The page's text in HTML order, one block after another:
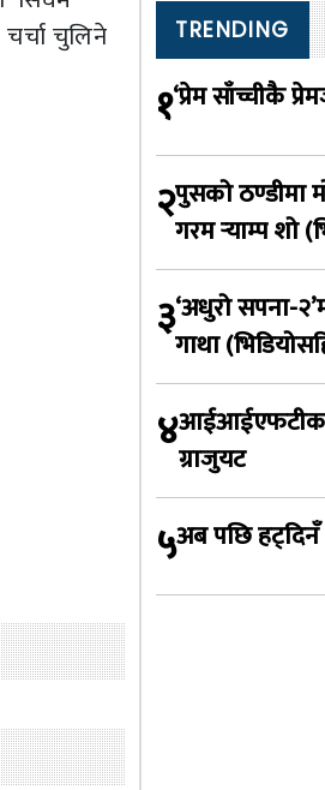
चुलिने
TRENDING
१‘प्रेम साँच्चीकै
२पुसको ठण्डीमा
गरम र्‍याम्प शो
३‘अधुरो सपना-
गाथा
४आईआईएफटीका
ग्राजुयट
५अब पछि हट्दिनँ